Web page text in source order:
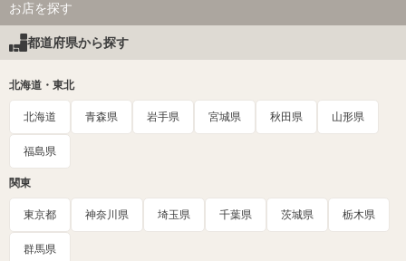
お店を探す
都道府県から探す
北海道・東北
北海道 青森県 岩手県 宮城県 秋田県 山形県
福島県
関東
東京都 神奈川県 埼玉県 千葉県 茨城県 栃木県
群馬県